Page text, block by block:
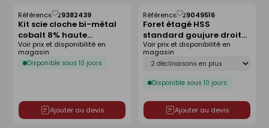
Kit scie cloche bi-métal
cobalt 8% haute
résistance D68mm
Référence :29382439
Disponible sous 10 jours
Voir prix et disponibilité en
magasin
Ajouter au devis
Enregistrer
comme
liste
Foret étagé HSS
standard goujure droite
- D4-30mm
Référence :29049516
Déclinaison
Disponible sous 10 jours
Voir prix et disponibilité en
magasin
Ajouter au devis
Enregistrer
comme
liste